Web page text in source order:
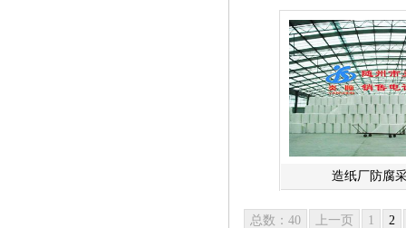
造纸厂防腐
总数：40 上一页 1 2